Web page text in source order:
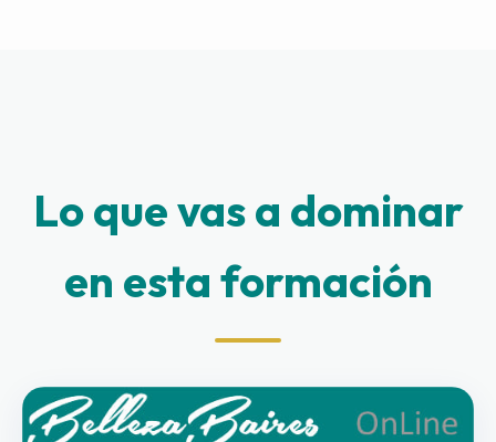
Lo que vas a dominar
en esta formación